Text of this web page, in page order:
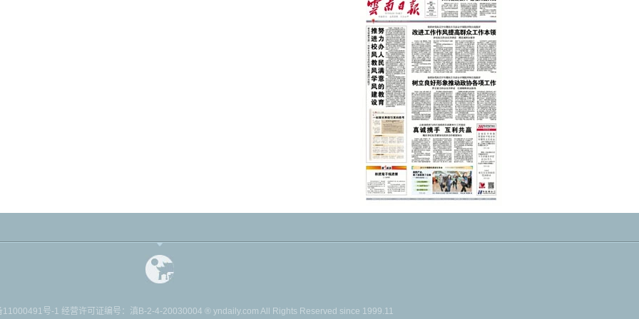
11000491号-1 经营许可证编号：滇B-2-4-20030004 ® yndaily.com All Rights Reserved since 1999.11